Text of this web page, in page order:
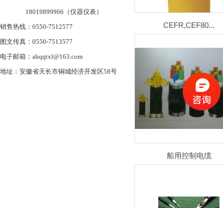
18019899966（仪器仪表）
销售热线：0550-7512577
图文传真：0550-7513577
电子邮箱：ahqqtxl@163.com
地址：安徽省天长市铜城经济开发区58号
CEFR,CEF80...
船用控制电缆